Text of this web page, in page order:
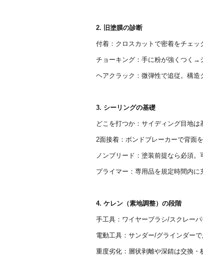
2. 旧塗膜の診断
付着：クロスカットで密着をチェッ
チョーキング：手に粉が強くつく→
ヘアクラック：微弾性で追従。構
3. シーリングの基礎
どこを打つか：サイディング目地は
2面接着：ボンドブレーカーで背面
ノンブリード：塗装前提なら必須。
プライマー：専用品を規定時間内に
4. ケレン（素地調整）の段階
手工具：ワイヤーブラシ/スクレー
電動工具：サンダー/グラインダー
重度劣化：層状剥離や深錆は交換・